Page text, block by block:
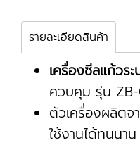
รายละเอียดสินค้า
เครื่องซีลแก้วร
ควบคุม รุ่น
ตัวเครื่องผลิต
ใช้งานได้ทนนาน